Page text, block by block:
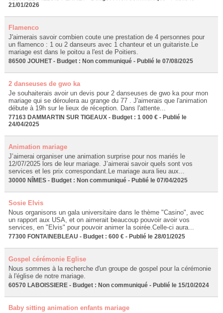
21/01/2026
Flamenco
J'aimerais savoir combien coute une prestation de 4 personnes pour
un flamenco : 1 ou 2 danseurs avec 1 chanteur et un guitariste.Le
mariage est dans le poitou a l'est de Poitiers.
86500 JOUHET - Budget : Non communiqué - Publié le 07/08/2025
2 danseuses de gwo ka
Je souhaiterais avoir un devis pour 2 danseuses de gwo ka pour mon
mariage qui se déroulera au grange du 77 . J'aimerais que l'animation
débute à 19h sur le lieux de réception. Dans l'attente...
77163 DAMMARTIN SUR TIGEAUX - Budget : 1 000 € - Publié le
24/04/2025
Animation mariage
J’aimerai organiser une animation surprise pour nos mariés le
12/07/2025 lors de leur mariage. J’aimerai savoir quels sont vos
services et les prix correspondant.Le mariage aura lieu aux...
30000 NÎMES - Budget : Non communiqué - Publié le 07/04/2025
Sosie Elvis
Nous organisons un gala universitaire dans le thème "Casino", avec
un rapport aux USA, et on aimerait beaucoup pouvoir avoir vos
services, en "Elvis" pour pouvoir animer la soirée.Celle-ci aura...
77300 FONTAINEBLEAU - Budget : 600 € - Publié le 28/01/2025
Gospel cérémonie Eglise
Nous sommes à la recherche d'un groupe de gospel pour la cérémonie
à l'église de notre mariage.
60570 LABOISSIERE - Budget : Non communiqué - Publié le 15/10/2024
Baby sitting animation enfants mariage